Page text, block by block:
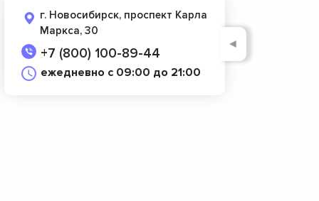
г. Новосибирск, проспект Карла
Маркса, 30
+7 (800) 100-89-44
ежедневно с 09:00 до 21:00
◄